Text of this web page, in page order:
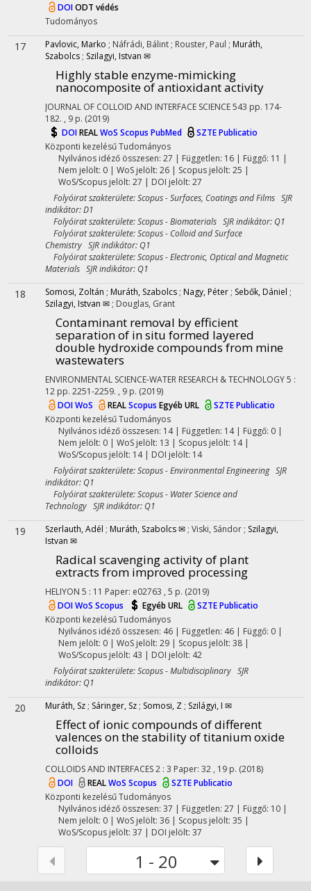
DOIODT védés
Tudományos
17 Pavlovic, Marko ; Náfrádi, Bálint ; Rouster, Paul ; Muráth,
Szabolcs ; Szilagyi, Istvan ✉
Highly stable enzyme-mimicking
nanocomposite of antioxidant activity
JOURNAL OF COLLOID AND INTERFACE SCIENCE543 pp. 174-
182. , 9 p. (2019)
DOIREALWoS Scopus PubMed
SZTE Publicatio
Központi kezelésűTudományos
Nyilvános idéző összesen: 27 | Független: 16 | Függő: 11 |
Nem jelölt: 0 | WoS jelölt: 26 | Scopus jelölt: 25 |
WoS/Scopus jelölt: 27 | DOI jelölt: 27
Folyóirat szakterülete: Scopus - Surfaces, Coatings and Films SJR
indikátor: D1
Folyóirat szakterülete: Scopus - Biomaterials SJR indikátor: Q1
Folyóirat szakterülete: Scopus - Colloid and Surface
Chemistry SJR indikátor: Q1
Folyóirat szakterülete: Scopus - Electronic, Optical and Magnetic
Materials SJR indikátor: Q1
18 Somosi, Zoltán ; Muráth, Szabolcs ; Nagy, Péter ; Sebők, Dániel ;
Szilagyi, Istvan ✉ ; Douglas, Grant
Contaminant removal by efficient
separation of in situ formed layered
double hydroxide compounds from mine
wastewaters
ENVIRONMENTAL SCIENCE-WATER RESEARCH & TECHNOLOGY5 :
12 pp. 2251-2259. , 9 p. (2019)
DOIWoS REALScopus Egyéb URL
SZTE Publicatio
Központi kezelésűTudományos
Nyilvános idéző összesen: 14| Független: 14 | Függő: 0 |
Nem jelölt: 0 | WoS jelölt: 13 | Scopus jelölt: 14 |
WoS/Scopus jelölt: 14 | DOI jelölt: 14
Folyóirat szakterülete: Scopus - Environmental Engineering SJR
indikátor: Q1
Folyóirat szakterülete: Scopus - Water Science and
Technology SJR indikátor: Q1
19 Szerlauth, Adél ; Muráth, Szabolcs ✉ ; Viski, Sándor ; Szilagyi,
Istvan ✉
Radical scavenging activity of plant
extracts from improved processing
HELIYON 5 : 11 Paper: e02763 , 5 p. (2019)
DOIWoS Scopus Egyéb URL
SZTE Publicatio
Központi kezelésűTudományos
Nyilvános idéző összesen: 46| Független: 46 | Függő: 0 |
Nem jelölt: 0 | WoS jelölt: 29 | Scopus jelölt: 38 |
WoS/Scopus jelölt: 43 | DOI jelölt: 42
Folyóirat szakterülete: Scopus - Multidisciplinary SJR
indikátor: Q1
20 Muráth, Sz ; Sáringer, Sz ; Somosi, Z ; Szilágyi, I ✉
Effect of ionic compounds of different
valences on the stability of titanium oxide
colloids
COLLOIDS AND INTERFACES2 : 3 Paper: 32 , 19 p. (2018)
DOI
REALWoS Scopus
SZTE Publicatio
Központi kezelésűTudományos
Nyilvános idéző összesen: 37 | Független: 27 | Függő: 10 |
Nem jelölt: 0 | WoS jelölt: 36 | Scopus jelölt: 35 |
WoS/Scopus jelölt: 37 | DOI jelölt: 37
1 - 20